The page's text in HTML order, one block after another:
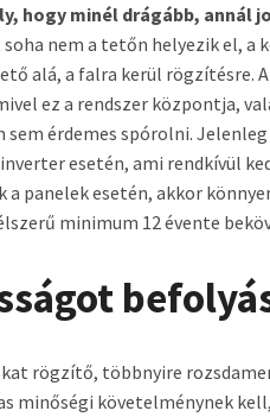
hogy minél drágább, annál
nem a tetőn helyezik el, a
alá, a falra kerül rögzítésre.
ez a rendszer központja,
sem érdemes spórolni.
esetén, ami rendkívül
panelek esetén, akkor
minimum 12 évente
rögzítő, többnyire
minőségi követelménynek